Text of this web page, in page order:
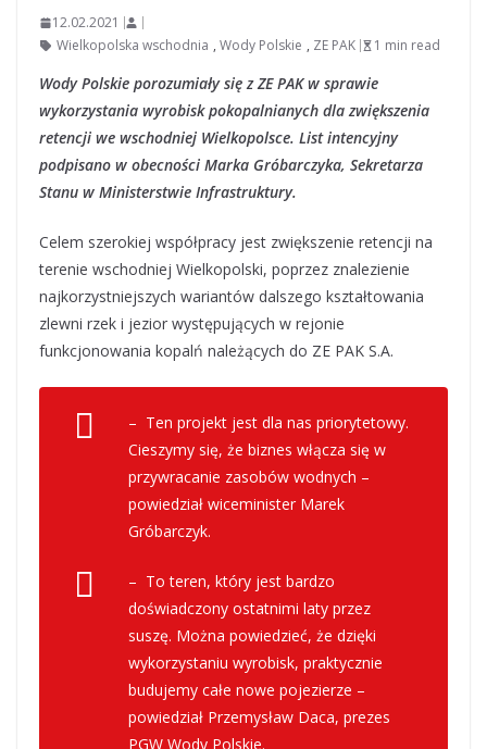
12.02.2021
Wielkopolska wschodnia , Wody Polskie , ZE PAK 1 min read
Wody Polskie porozumiały się z ZE PAK w sprawie
wykorzystania wyrobisk pokopalnianych dla zwiększenia
retencji we wschodniej Wielkopolsce. List intencyjny
podpisano w obecności Marka Gróbarczyka, Sekretarza
Stanu w Ministerstwie Infrastruktury.
Celem szerokiej współpracy jest zwiększenie retencji na
terenie wschodniej Wielkopolski, poprzez znalezienie
najkorzystniejszych wariantów dalszego kształtowania
zlewni rzek i jezior występujących w rejonie
funkcjonowania kopalń należących do ZE PAK S.A.
– Ten projekt jest dla nas priorytetowy.
Cieszymy się, że biznes włącza się w
przywracanie zasobów wodnych –
powiedział wiceminister Marek
Gróbarczyk.
– To teren, który jest bardzo
doświadczony ostatnimi laty przez
suszę. Można powiedzieć, że dzięki
wykorzystaniu wyrobisk, praktycznie
budujemy całe nowe pojezierze –
powiedział Przemysław Daca, prezes
PGW Wody Polskie.